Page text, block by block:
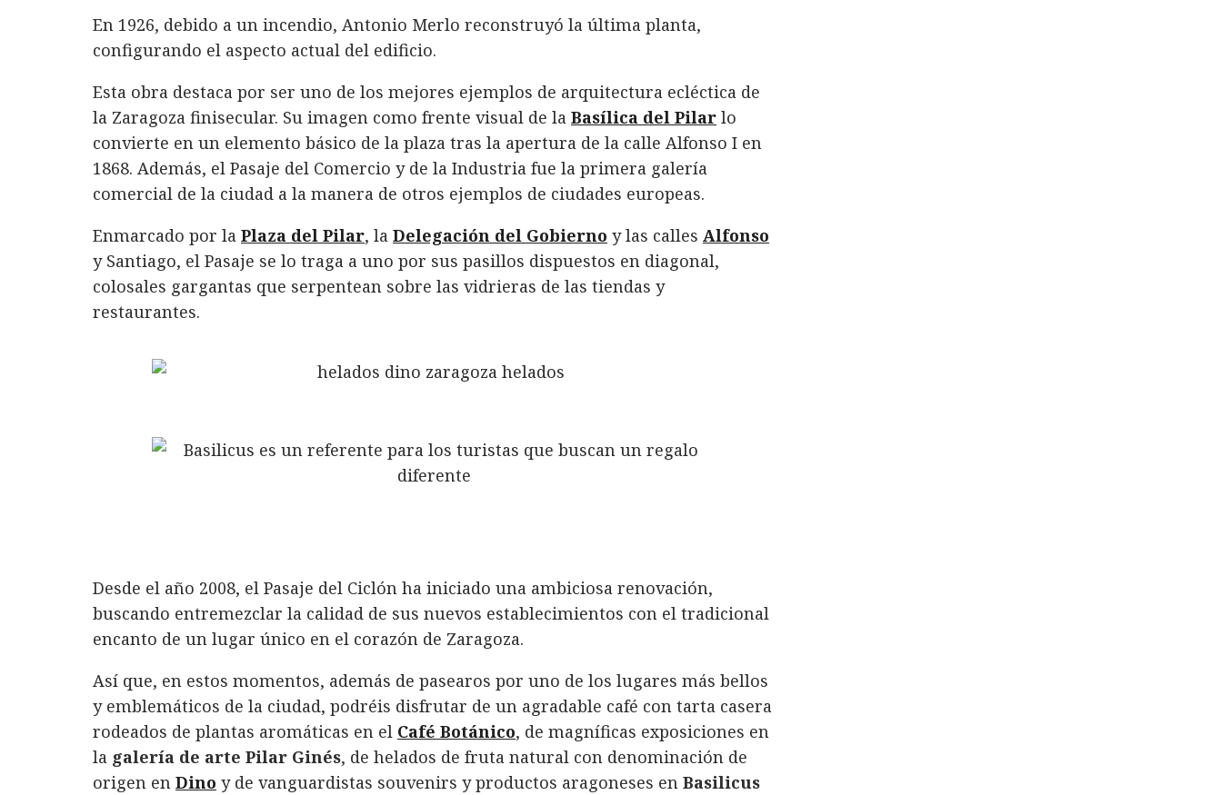
En 1926, debido a un incendio, Antonio Merlo reconstruyó la última planta,
configurando el aspecto actual del edificio.
Esta obra destaca por ser uno de los mejores ejemplos de arquitectura ecléctica de
la Zaragoza finisecular. Su imagen como frente visual de la Basílica del Pilar lo
convierte en un elemento básico de la plaza tras la apertura de la calle Alfonso I en
1868. Además, el Pasaje del Comercio y de la Industria fue la primera galería
comercial de la ciudad a la manera de otros ejemplos de ciudades europeas.
Enmarcado por la Plaza del Pilar, la Delegación del Gobierno y las calles Alfonso
y Santiago, el Pasaje se lo traga a uno por sus pasillos dispuestos en diagonal,
colosales gargantas que serpentean sobre las vidrieras de las tiendas y
restaurantes.
Desde el año 2008, el Pasaje del Ciclón ha iniciado una ambiciosa renovación,
buscando entremezclar la calidad de sus nuevos establecimientos con el tradicional
encanto de un lugar único en el corazón de Zaragoza.
Así que, en estos momentos, además de pasearos por uno de los lugares más bellos
y emblemáticos de la ciudad, podréis disfrutar de un agradable café con tarta casera
rodeados de plantas aromáticas en el Café Botánico, de magníficas exposiciones en
la galería de arte Pilar Ginés, de helados de fruta natural con denominación de
origen en Dino y de vanguardistas souvenirs y productos aragoneses en Basilicus